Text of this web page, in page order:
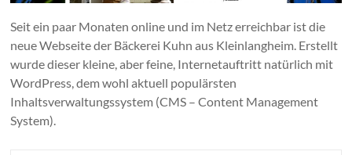
Seit ein paar Monaten online und im Netz erreichbar ist die
neue Webseite der Bäckerei Kuhn aus Kleinlangheim. Erstellt
wurde dieser kleine, aber feine, Internetauftritt natürlich mit
WordPress, dem wohl aktuell populärsten
Inhaltsverwaltungssystem (CMS – Content Management
System).